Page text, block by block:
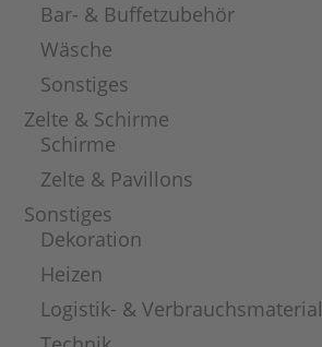
Bar- & Buffetzubehör
Wäsche
Sonstiges
Zelte & Schirme
Schirme
Zelte & Pavillons
Sonstiges
Dekoration
Heizen
Logistik- & Verbrauchsmaterial